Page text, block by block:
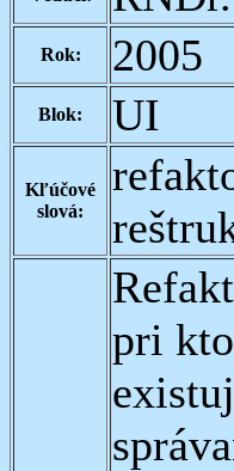
Rok: 2005
Blok: UI
Kľúčové
slová:
pri